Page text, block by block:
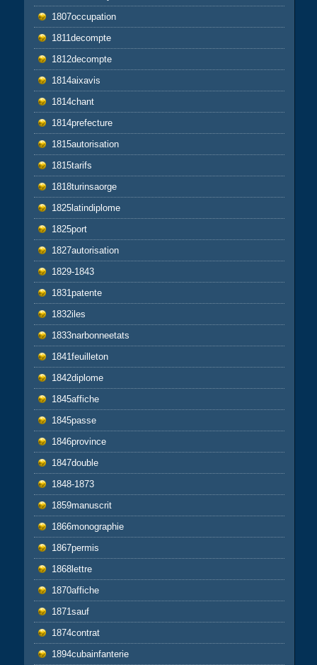
1807occupation
1811decompte
1812decompte
1814aixavis
1814chant
1814prefecture
1815autorisation
1815tarifs
1818turinsaorge
1825latindiplome
1825port
1827autorisation
1829-1843
1831patente
1832iles
1833narbonneetats
1841feuilleton
1842diplome
1845affiche
1845passe
1846province
1847double
1848-1873
1859manuscrit
1866monographie
1867permis
1868lettre
1870affiche
1871sauf
1874contrat
1894cubainfanterie